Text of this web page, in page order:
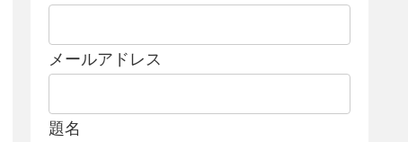
メールアドレス
題名